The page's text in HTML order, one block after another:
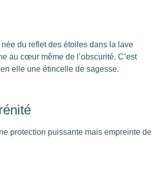
du reflet des étoiles dans la lave
au cœur même de l’obscurité. C’est
elle une étincelle de sagesse.
protection puissante mais empreinte de